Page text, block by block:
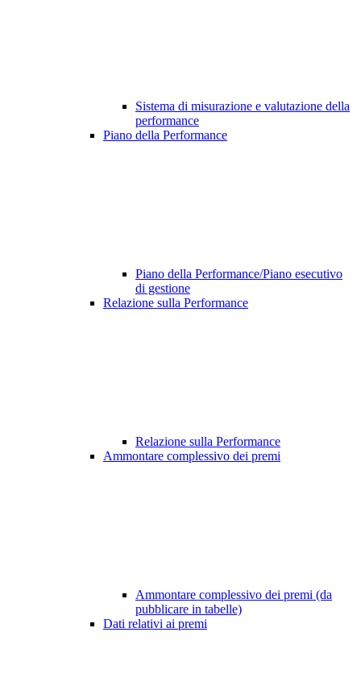
Sistema di misurazione e valutazione della
performance
Piano della Performance
Piano della Performance/Piano esecutivo
di gestione
Relazione sulla Performance
Relazione sulla Performance
Ammontare complessivo dei premi
Ammontare complessivo dei premi (da
pubblicare in tabelle)
Dati relativi ai premi